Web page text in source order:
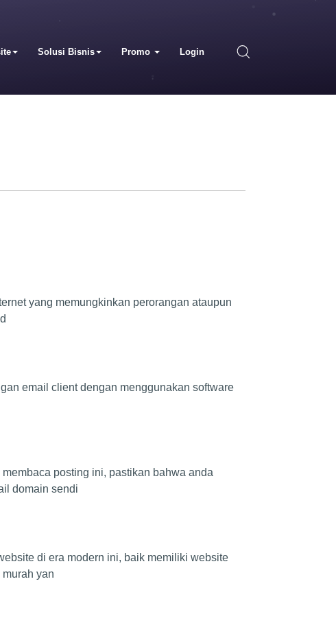
Solusi Bisnis Promo Login
yang memungkinkan perorangan ataupun
email client dengan menggunakan software
posting ini, pastikan bahwa anda
domain sendi
di era modern ini, baik memiliki website
yan